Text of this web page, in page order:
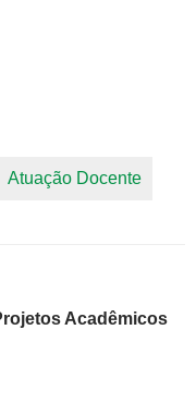
Atuação Docente
Acadêmicos